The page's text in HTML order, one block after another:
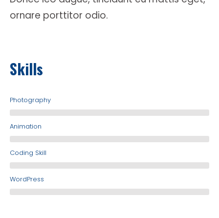
ornare porttitor odio.
Skills
Photography
Animation
Coding Skill
WordPress